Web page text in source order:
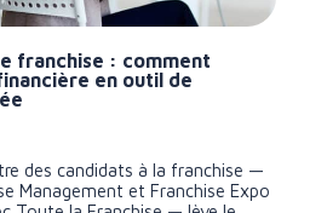
franchise : comment
en outil de
des candidats à la franchise —
Management et Franchise Expo